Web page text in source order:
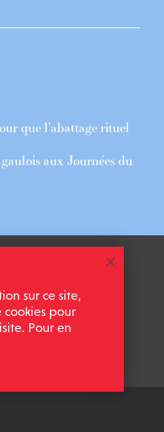
que l’abattage rituel
aux Journées du
sur ce site,
cookies pour
Pour en